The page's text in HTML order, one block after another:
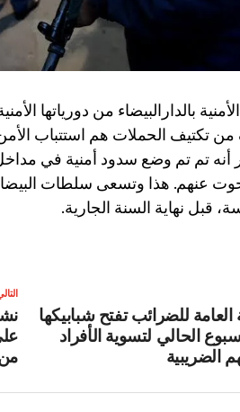
بالدارالبيضاء من دورياتها
من تكتيف الحملات هم استتباب
تم تم وضع سدود أمنية في مداخل
عنهم. هذا وتسعى سلطات
قبل نهاية السنة الجارية.
العامة للضرائب تفتح شبابيكها
الحالي لتسوية الأفراد
الضريبية